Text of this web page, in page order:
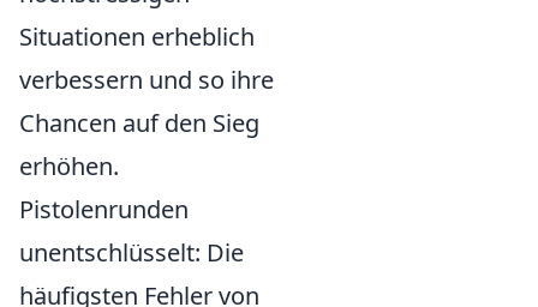
Situationen erheblich
verbessern und so ihre
Chancen auf den Sieg
erhöhen.
Pistolenrunden
unentschlüsselt: Die
häufigsten Fehler von